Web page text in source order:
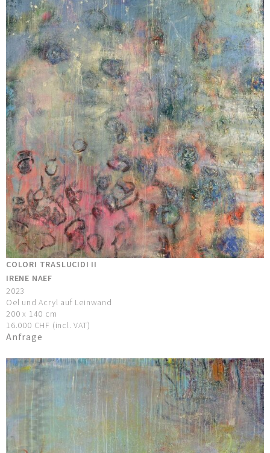
COLORI TRASLUCIDI II
IRENE NAEF
2023
Oel und Acryl auf Leinwand
200 x 140 cm
16.000 CHF (incl. VAT)
Anfrage